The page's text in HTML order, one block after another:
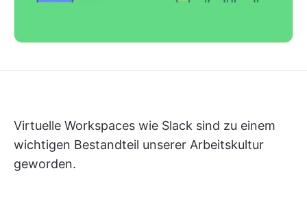
Virtuelle Workspaces wie Slack sind zu einem
wichtigen Bestandteil unserer Arbeitskultur
geworden.